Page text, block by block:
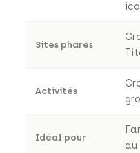
Sites phares
Activités
Idéal pour
au